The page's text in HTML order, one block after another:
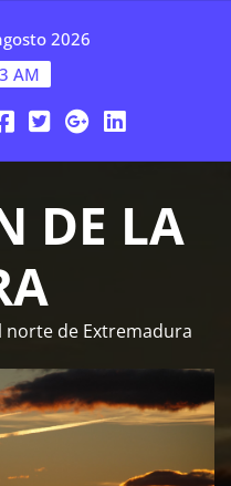
2026
AM
DE LA
norte de Extremadura